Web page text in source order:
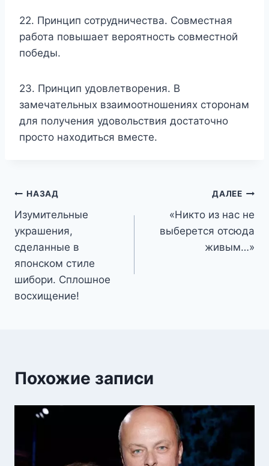
22. Принцип сотрудничества. Совместная
работа повышает вероятность совместной
победы.
23. Принцип удовлетворения. В
замечательных взаимоотношениях сторонам
для получения удовольствия достаточно
просто находиться вместе.
Навигация
по
записям
НАЗАД
Изумительные
украшения,
сделанные в
японском стиле
шибори. Сплошное
восхищение!
ДАЛЕЕ
«Никто из нас не
выберется отсюда
живым…»
Похожие записи